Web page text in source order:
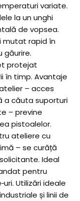
variate.
la un unghi
de vopsea.
rapid în
găurire.
protejat
în timp. Avantaje
– acces
a căuta suporturi
– previne
pistoalelor.
ateliere cu
– se curăță
Ideal
pentru
Utilizări ideale
și linii de